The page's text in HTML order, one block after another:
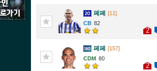
페페
[11]
82
2
페페
[157]
80
2